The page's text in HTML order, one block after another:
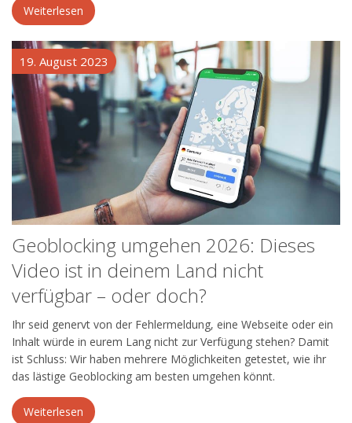
Weiterlesen
19. August 2023
Geoblocking umgehen 2026: Dieses
Video ist in deinem Land nicht
verfügbar – oder doch?
Ihr seid genervt von der Fehlermeldung, eine Webseite oder ein
Inhalt würde in eurem Lang nicht zur Verfügung stehen? Damit
ist Schluss: Wir haben mehrere Möglichkeiten getestet, wie ihr
das lästige Geoblocking am besten umgehen könnt.
Weiterlesen